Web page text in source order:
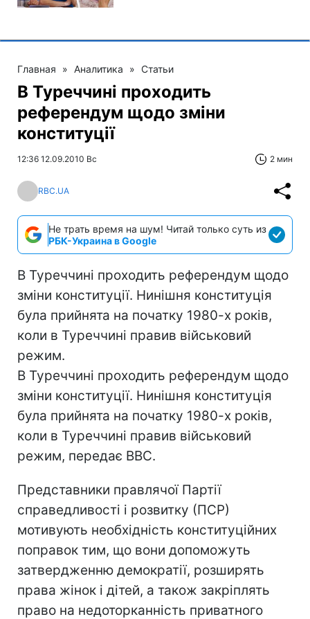
Главная » Аналитика » Статьи
В Туреччині проходить
референдум щодо зміни
конституції
12:36 12.09.2010 Вс 2 мин
RBC.UA
Не трать время на шум! Читай только суть из
РБК-Украина в Google
В Туреччині проходить референдум щодо
зміни конституції. Нинішня конституція
була прийнята на початку 1980-х років,
коли в Туреччині правив військовий
режим.
В Туреччині проходить референдум щодо
зміни конституції. Нинішня конституція
була прийнята на початку 1980-х років,
коли в Туреччині правив військовий
режим, передає BBC.
Представники правлячої Партії
справедливості і розвитку (ПСР)
мотивують необхідність конституційних
поправок тим, що вони допоможуть
затвердженню демократії, розширять
права жінок і дітей, а також закріплять
право на недоторканність приватного